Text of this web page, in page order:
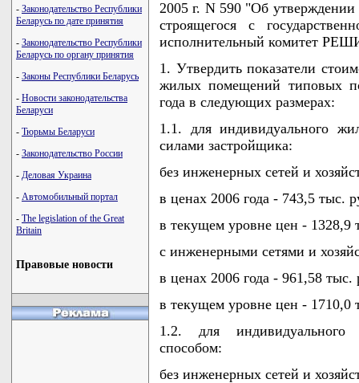
- Законодательство Республики
Беларусь по дате принятия
- Законодательство Республики
Беларусь по органу принятия
- Законы Республики Беларусь
- Новости законодательства
Беларуси
- Тюрьмы Беларуси
- Законодательство России
- Деловая Украина
- Автомобильный портал
- The legislation of the Great
Britain
Правовые новости
2005 г. N 590 "Об
строящегося с
исполнительный комитет
1. Утвердить показатели
жилых помещений типовых
года в следующих размерах:
1.1. для индивидуального
силами застройщика:
без инженерных сетей и
в ценах 2006 года - 743,5 тыс.
в текущем уровне цен - 1328,9
с инженерными сетями и
в ценах 2006 года - 961,58 тыс.
в текущем уровне цен - 1710,0
1.2. для индивидуального
способом:
без инженерных сетей и